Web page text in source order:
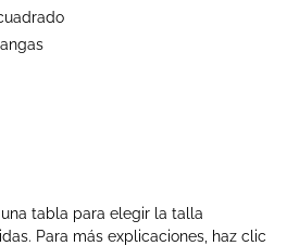
tabla para elegir la talla
Para más explicaciones, haz clic